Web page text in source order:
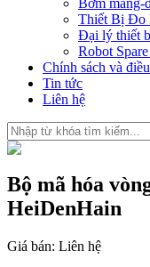
Bơm màng-
Thiết Bị Đo
Đại lý thiết
Robot
Chính sách và
Tin tức
Liên hệ
Bộ mã hóa
HeiDenHain
Giá bán: Liên hệ